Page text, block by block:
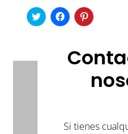
Haz
clic
Haz
clic
Facebook
(Se
Haz
clic
Pinterest
(Se
en
una
Si tienes